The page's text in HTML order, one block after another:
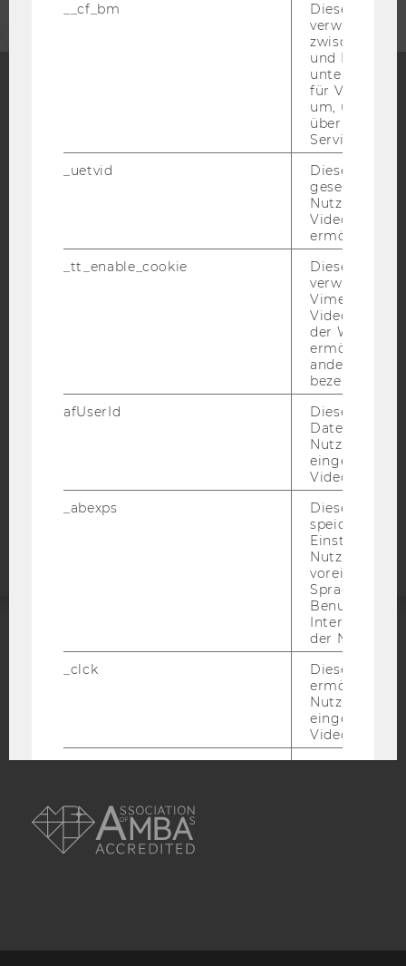
Blog
Bluesky
BARRIEREFREIHEITSERKLÄRUNG WEBSEITE
DATENSCHUTZERKLÄRUNG SOCIAL MEDIA
DATENSCHUTZERKLÄRUNG
STUDIENBEWERBER*INNEN UND STUDIERENDE
Barrierefreiheitserklärung
ACCREDITED BY:
__cf_bm
Dieses
verwendet,
zwischen
und Bots zu
für Vimeo
um, um
über die
Service zu
_uetvid
Dieses
gesetzt, um
Nutzung des
Videoplayers
ermöglichen
_tt_enable_cookie
Dieses
verwendet,
Vimeo-
der WU-
ermöglichen
andere nicht
bezeichnete
afUserId
Dieses
Daten von
Videos
_abexps
Dieses Cookie
speichert
Nutzer*in, zB.
Sprache,
der Nutzer*in
_clck
Dieses Cookie
ermöglicht
Nutzung des
Video Players
has_logged_in
Dieses Cookie